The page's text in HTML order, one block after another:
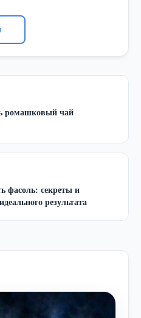
ромашковый чай
фасоль: секреты и
результата